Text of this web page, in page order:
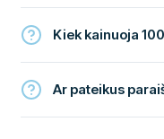
Kiek kainuoja
Ar pateikus